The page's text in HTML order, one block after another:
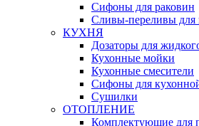
Сифоны для раковин
Сливы-переливы для
КУХНЯ
Дозаторы для
Кухонные мойки
Кухонные смесители
Сифоны для
Сушилки
ОТОПЛЕНИЕ
Комплектующие для